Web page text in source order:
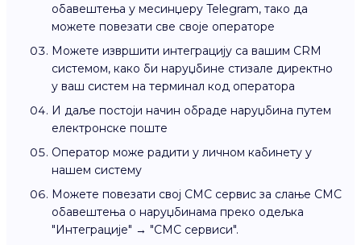
обавештења у месинџеру Telegram, тако да
можете повезати све своје операторе
Можете извршити интеграцију са вашим CRM
системом, како би наруџбине стизале директно
у ваш систем на терминал код оператора
И даље постоји начин обраде наруџбина путем
електронске поште
Оператор може радити у личном кабинету у
нашем систему
Можете повезати свој СМС сервис за слање СМС
обавештења о наруџбинама преко одељка
"Интеграције" → "СМС сервиси".